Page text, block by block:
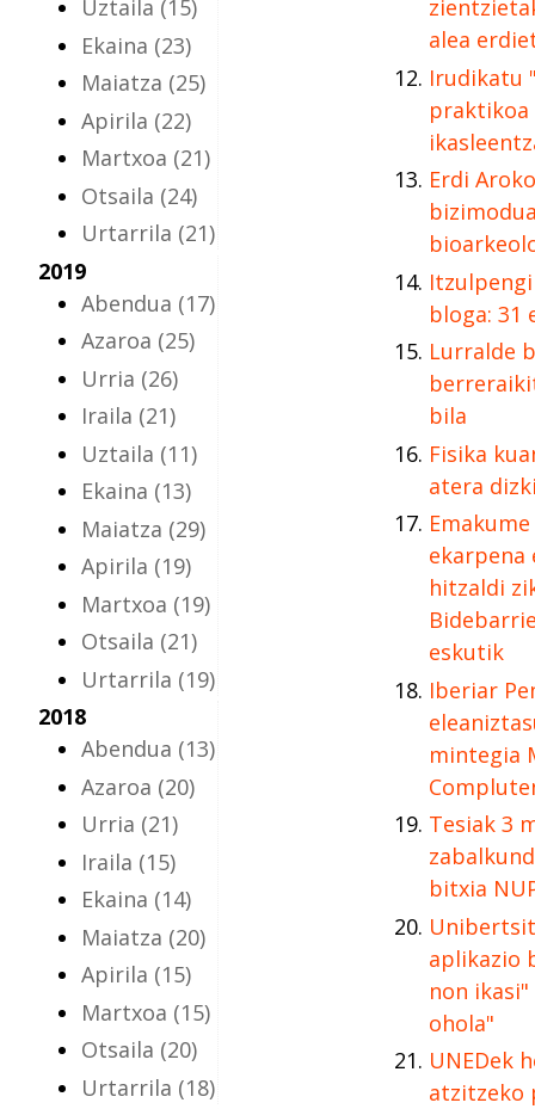
Uztaila (15)
Ekaina (23)
Maiatza (25)
Apirila (22)
Martxoa (21)
Otsaila (24)
Urtarrila (21)
2019
Abendua (17)
Azaroa (25)
Urria (26)
Iraila (21)
Uztaila (11)
Ekaina (13)
Maiatza (29)
Apirila (19)
Martxoa (19)
Otsaila (21)
Urtarrila (19)
2018
Abendua (13)
Azaroa (20)
Urria (21)
Iraila (15)
Ekaina (14)
Maiatza (20)
Apirila (15)
Martxoa (15)
Otsaila (20)
Urtarrila (18)
alea
Irudikatu
Erdi
bloga: 31
Lurralde
bila
Fisika
atera
ekarpena
hitzaldi
eskutik
Iberiar
mintegia
Tesiak 3
bitxia
aplikazio
non
ohola"
UNEDek
atzitzeko